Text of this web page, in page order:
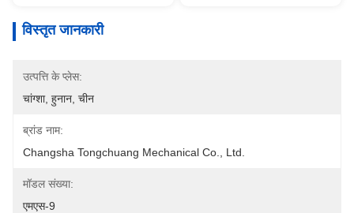
विस्तृत जानकारी
उत्पत्ति के प्लेस:
चांग्शा, हुनान, चीन
ब्रांड नाम:
Changsha Tongchuang Mechanical Co., Ltd.
मॉडल संख्या:
एमएस-9